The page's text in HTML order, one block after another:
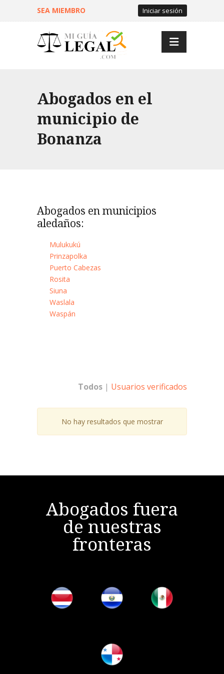
SEA MIEMBRO Iniciar sesión
Abogados en el
municipio de
Bonanza
Abogados en municipios
aledaños:
Mulukukú
Prinzapolka
Puerto Cabezas
Rosita
Siuna
Waslala
Waspán
Todos | Usuarios verificados
No hay resultados que mostrar
Abogados fuera
de nuestras
fronteras